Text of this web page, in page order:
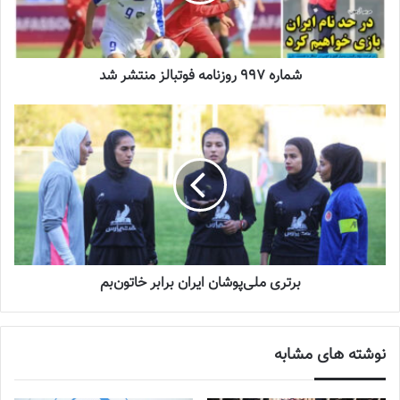
2023-12-24
دعوت آزمون از 30 بازیکن به اردوی تیم ملی
2023-03-21
آینده درخشانی در انتظار فوتبال بانوان است
2022-12-10
گروه A: استرالیا (میزبان)، چین تایپه، فیلیپین ، ایران
برنامه بازی‌های گروه A که به میزبانی استرالیا برگزار می‌شود به شرح زیر
پنجشنبه چهارم آبان‌ماه
شماره 997 روزنامه فوتبالز منتشر شد
برتری ملی‌پوشان ایران برابر خاتون‌بم
نوشته های مشابه